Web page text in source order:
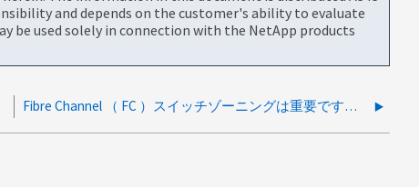
and depends on the customer's ability to evaluate
used solely in connection with the NetApp products
Fibre Channel （ FC ）スイッチゾーニングは重要ですか。